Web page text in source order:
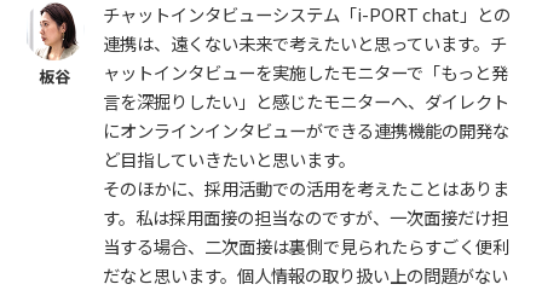
チャットインタビューシステム「i-PORT chat」との
連携は、遠くない未来で考えたいと思っています。チ
ャットインタビューを実施したモニターで「もっと発
言を深掘りしたい」と感じたモニターへ、ダイレクト
にオンラインインタビューができる連携機能の開発な
ど目指していきたいと思います。
そのほかに、採用活動での活用を考えたことはありま
す。私は採用面接の担当なのですが、一次面接だけ担
当する場合、二次面接は裏側で見られたらすごく便利
だなと思います。個人情報の取り扱い上の問題がない